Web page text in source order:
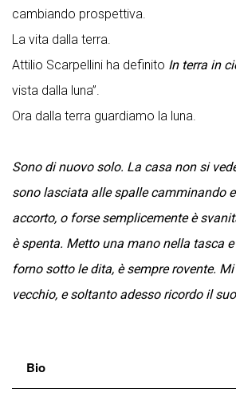
cambiando prospettiva.
La vita dalla terra.
Attilio Scarpellini ha definito In terra in
vista dalla luna”.
Ora dalla terra guardiamo la luna.
Sono di nuovo solo. La casa non si
sono lasciata alle spalle camminando
accorto, o forse semplicemente è
è spenta. Metto una mano nella tasca
forno sotto le dita, è sempre rovente.
vecchio, e soltanto adesso ricordo il
Bio